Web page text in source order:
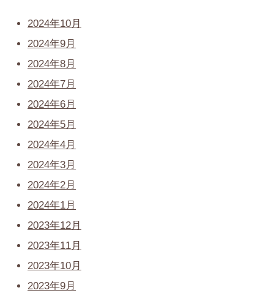
2024年10月
2024年9月
2024年8月
2024年7月
2024年6月
2024年5月
2024年4月
2024年3月
2024年2月
2024年1月
2023年12月
2023年11月
2023年10月
2023年9月